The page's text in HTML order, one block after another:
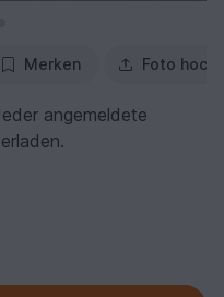
Merken Foto
angemeldete